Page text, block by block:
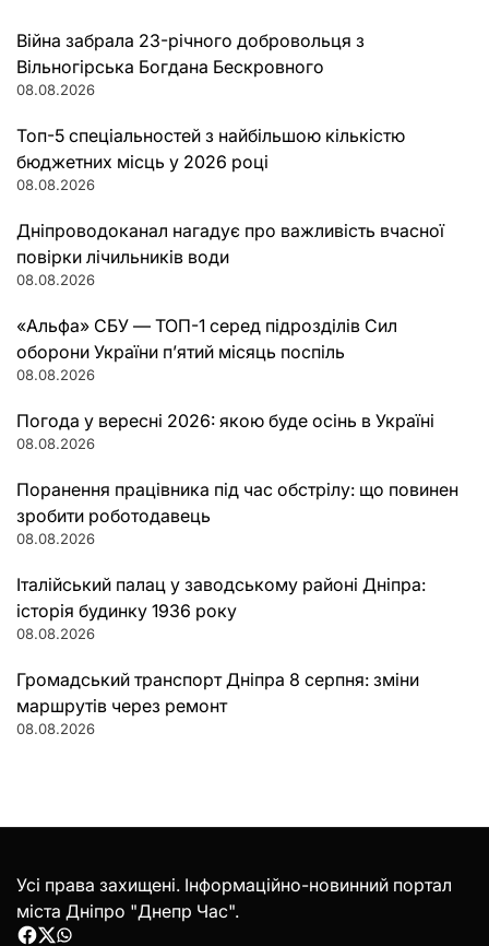
Війна забрала 23-річного добровольця з
Вільногірська Богдана Бескровного
08.08.2026
Топ-5 спеціальностей з найбільшою кількістю
бюджетних місць у 2026 році
08.08.2026
Дніпроводоканал нагадує про важливість вчасної
повірки лічильників води
08.08.2026
«Альфа» СБУ — ТОП-1 серед підрозділів Сил
оборони України п’ятий місяць поспіль
08.08.2026
Погода у вересні 2026: якою буде осінь в Україні
08.08.2026
Поранення працівника під час обстрілу: що повинен
зробити роботодавець
08.08.2026
Італійський палац у заводському районі Дніпра:
історія будинку 1936 року
08.08.2026
Громадський транспорт Дніпра 8 серпня: зміни
маршрутів через ремонт
08.08.2026
Усі права захищені. Інформаційно-новинний портал
міста Дніпро "Днепр Час".